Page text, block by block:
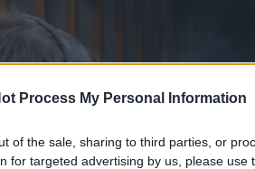
Process My Personal Information
of the sale, sharing to third parties, or
for targeted advertising by us, please use